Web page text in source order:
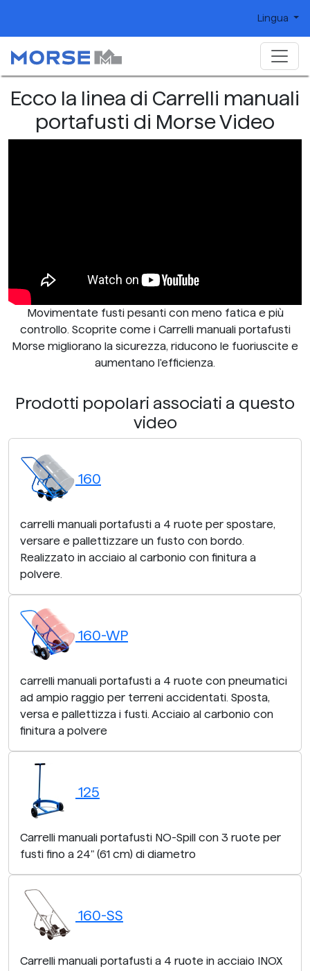
Lingua
Ecco la linea di Carrelli manuali
portafusti di Morse Video
Movimentate fusti pesanti con meno fatica e più
controllo. Scoprite come i Carrelli manuali portafusti
Morse migliorano la sicurezza, riducono le fuoriuscite e
aumentano l'efficienza.
Prodotti popolari associati a questo
video
160
carrelli manuali portafusti a 4 ruote per spostare,
versare e pallettizzare un fusto con bordo.
Realizzato in acciaio al carbonio con finitura a
polvere.
160-WP
carrelli manuali portafusti a 4 ruote con pneumatici
ad ampio raggio per terreni accidentati. Sposta,
versa e pallettizza i fusti. Acciaio al carbonio con
finitura a polvere
125
Carrelli manuali portafusti NO-Spill con 3 ruote per
fusti fino a 24" (61 cm) di diametro
160-SS
Carrelli manuali portafusti a 4 ruote in acciaio INOX